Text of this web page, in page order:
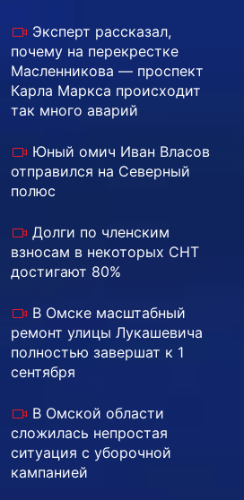
Эксперт рассказал,
почему на перекрестке
Масленникова — проспект
Карла Маркса происходит
так много аварий
Юный омич Иван Власов
отправился на Северный
полюс
Долги по членским
взносам в некоторых СНТ
достигают 80%
В Омске масштабный
ремонт улицы Лукашевича
полностью завершат к 1
сентября
В Омской области
сложилась непростая
ситуация с уборочной
кампанией